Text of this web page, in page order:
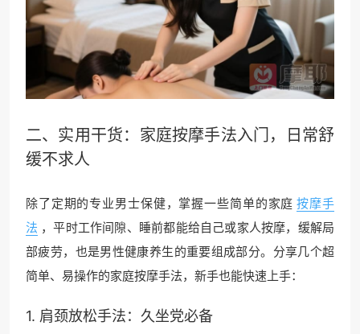
二、实用干货： 家庭按摩手法入门，日常舒
缓不求人
除了定期的专业男士保健，掌握一些简单的家庭 按摩手
法 ，平时工作间隙、睡前都能给自己或家人按摩，缓解局
部疲劳，也是男性健康养生的重要组成部分。分享几个超
简单、易操作的家庭按摩手法，新手也能快速上手：
1. 肩颈放松手法：久坐党必备